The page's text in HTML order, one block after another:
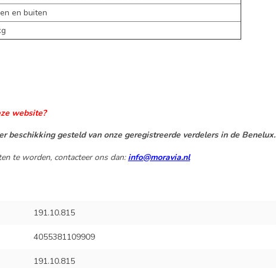
en buiten
website?
beschikking gesteld van onze geregistreerde verdelers in de Benelux.
te worden, contacteer ons dan: info@moravia.nl
191.10.815
4055381109909
191.10.815